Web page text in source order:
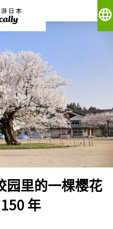
language
园里的一棵樱花
年